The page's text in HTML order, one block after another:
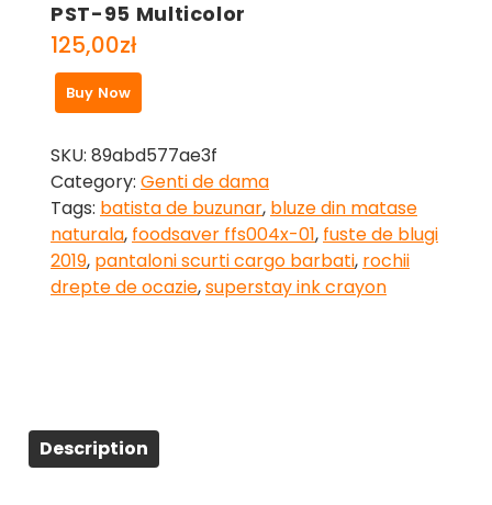
PST-95 Multicolor
125,00zł
Buy Now
SKU: 89abd577ae3f
Category: Genti de dama
Tags: batista de buzunar, bluze din matase
naturala, foodsaver ffs004x-01, fuste de blugi
2019, pantaloni scurti cargo barbati, rochii
drepte de ocazie,superstay ink crayon
Description